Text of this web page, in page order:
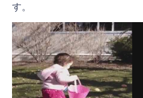
お花で飾るイースターエ
イースターイブのグリー
ハッピーイースターグリ
す。